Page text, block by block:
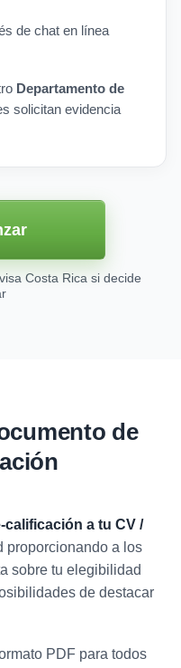
de chat en línea
Departamento de
solicitan evidencia
Costa Rica si decide
de
a tu CV /
proporcionando a los
sobre tu elegibilidad
de destacar
PDF para todos